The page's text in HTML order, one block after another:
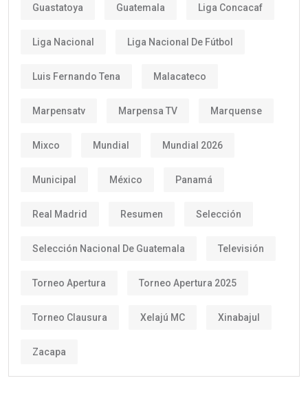
Guastatoya Guatemala Liga Concacaf
Liga Nacional Liga Nacional De Fútbol
Luis Fernando Tena Malacateco
Marpensatv Marpensa TV Marquense
Mixco Mundial Mundial 2026
Municipal México Panamá
Real Madrid Resumen Selección
Selección Nacional De Guatemala Televisión
Torneo Apertura Torneo Apertura 2025
Torneo Clausura Xelajú MC Xinabajul
Zacapa